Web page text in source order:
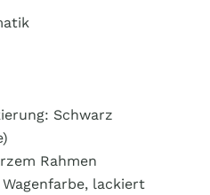
Schwarz
Rahmen
lackiert